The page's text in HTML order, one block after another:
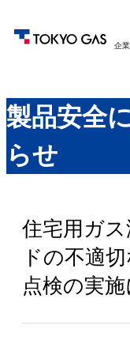
企
製品安全
らせ
住宅用ガ
ドの不適
点検の実